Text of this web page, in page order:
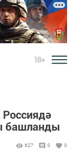
18+
башланды
627 0 0